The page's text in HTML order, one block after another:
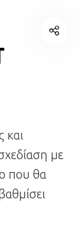
και
με
που θα